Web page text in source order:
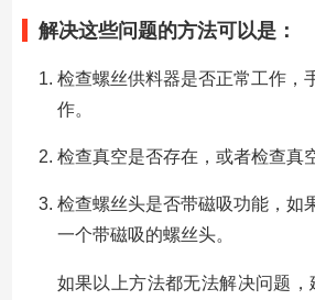
解决这些问题的方法可以是：
检查螺丝供料器是否正常工作，
作。
检查真空是否存在，或者检查真
检查螺丝头是否带磁吸功能，如
一个带磁吸的螺丝头。
如果以上方法都无法解决问题，